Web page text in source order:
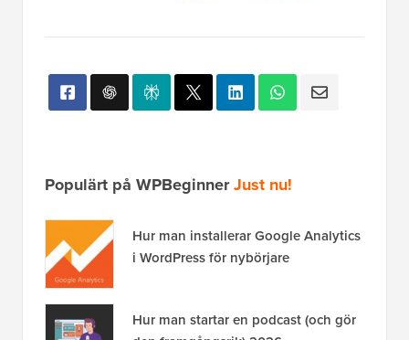
Populärt på WPBeginnerJust nu!
Hur man installerar Google Analytics
i WordPress för nybörjare
Hur man startar en podcast (och gör